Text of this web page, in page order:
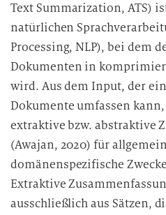
Text Summarization, ATS)
natürlichen
Processing, NLP), bei dem
Dokumenten in
wird. Aus dem Input, der
Dokumente umfassen
extraktive bzw. abstraktive
(Awajan, 2020) für
domänenspezifische
Extraktive
ausschließlich aus Sätzen,